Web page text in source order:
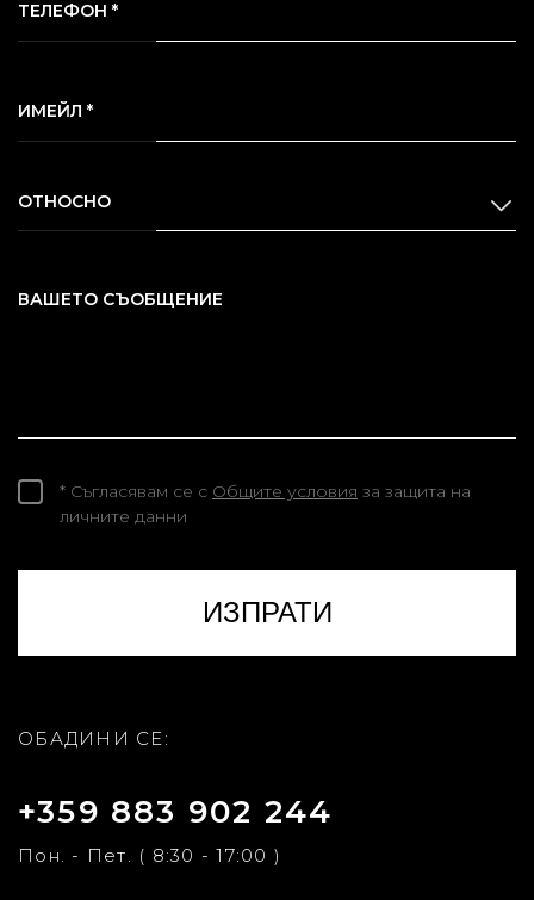
ТЕЛЕФОН *
ИМЕЙЛ *
ОТНОСНО
ВАШЕТО СЪОБЩЕНИЕ
* Съгласявам се с Общите условия за защита на
личните данни
ОБАДИНИ СЕ:
+359 883 902 244
Пон. - Пет. ( 8:30 - 17:00 )